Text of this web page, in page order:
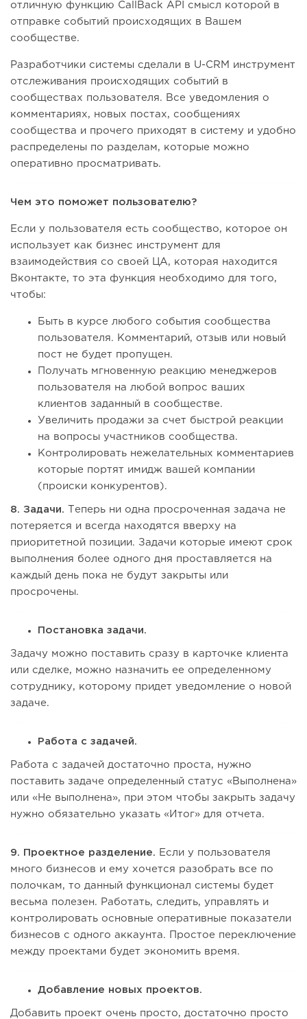
отличную функцию CallBack API смысл которой в
отправке событий происходящих в Вашем
сообществе.
Разработчики системы сделали в U-CRM инструмент
отслеживания происходящих событий в
сообществах пользователя. Все уведомления о
комментариях, новых постах, сообщениях
сообщества и прочего приходят в систему и удобно
распределены по разделам, которые можно
оперативно просматривать.
Чем это поможет пользователю?
Если у пользователя есть сообщество, которое он
использует как бизнес инструмент для
взаимодействия со своей ЦА, которая находится
Вконтакте, то эта функция необходимо для того,
чтобы:
Быть в курсе любого события сообщества
пользователя. Комментарий, отзыв или новый
пост не будет пропущен.
Получать мгновенную реакцию менеджеров
пользователя на любой вопрос ваших
клиентов заданный в сообществе.
Увеличить продажи за счет быстрой реакции
на вопросы участников сообщества.
Контролировать нежелательных комментариев
которые портят имидж вашей компании
(происки конкурентов).
8. Задачи.
Теперь ни одна просроченная задача не
потеряется и всегда находятся вверху на
приоритетной позиции. Задачи которые имеют срок
выполнения более одного дня проставляется на
каждый день пока не будут закрыты или
просрочены.
Постановка задачи.
Задачу можно поставить сразу в карточке клиента
или сделке, можно назначить ее определенному
сотруднику, которому придет уведомление о новой
задаче.
Работа с задачей.
Работа с задачей достаточно проста, нужно
поставить задаче определенный статус «Выполнена»
или «Не выполнена», при этом чтобы закрыть задачу
нужно обязательно указать «Итог» для отчета.
9. Проектное разделение.
Если у пользователя
много бизнесов и ему хочется разобрать все по
полочкам, то данный функционал системы будет
весьма полезен. Работать, следить, управлять и
контролировать основные оперативные показатели
бизнесов с одного аккаунта. Простое переключение
между проектами будет экономить время.
Добавление новых проектов.
Добавить проект очень просто, достаточно просто